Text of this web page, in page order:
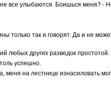
все улыбаются. Боишься меня? -
только так и говорят. Да и не
любых других разведок простотой.
успешно.
на лестнице изнасиловать